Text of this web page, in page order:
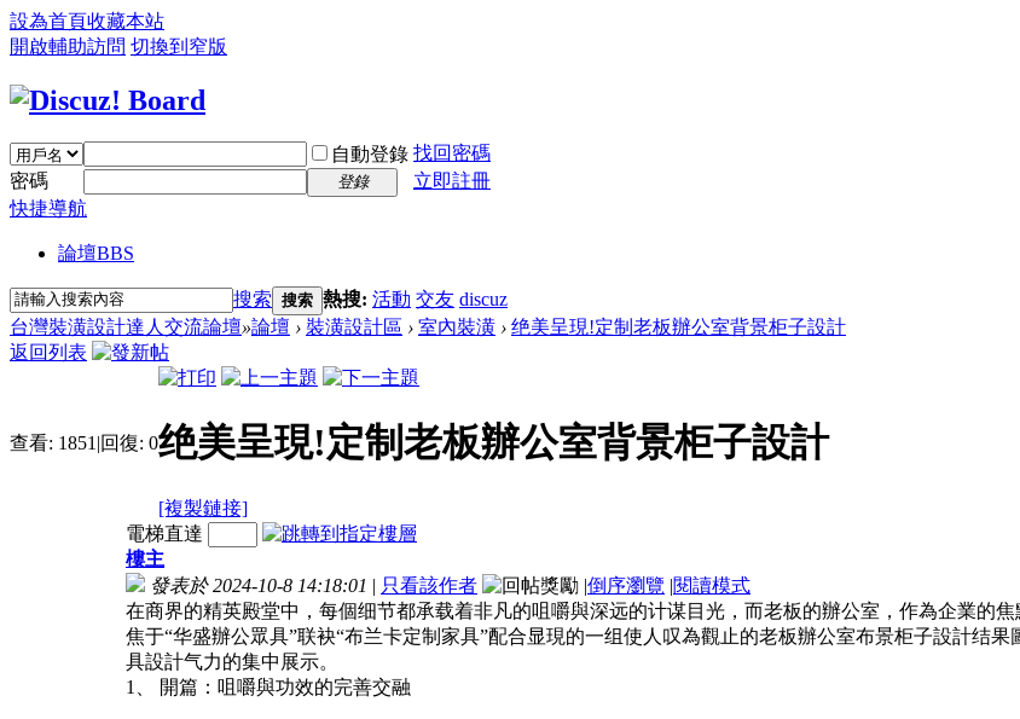
設為首頁收藏本站
開啟輔助訪問 切換到窄版
自動登錄 找回密碼
密碼
登錄
立即註冊
快捷導航
論壇BBS
搜索 搜索 熱搜: 活動 交友 discuz
台灣裝潢設計達人交流論壇»論壇 › 裝潢設計區 › 室內裝潢 › 绝美呈現!定制老板辦公室背景柜子設計
返回列表
查看: 1851 |回復: 0绝美呈現!定制老板辦公室背景柜子設計
[複製鏈接]
電梯直達
樓主
發表於 2024-10-8 14:18:01 | 只看該作者 |倒序瀏覽 |閱讀模式
在商界的精英殿堂中，每個细节都承载着非凡的咀嚼與深远的计谋目光，而老板的辦公室，作為企業的
焦于“华盛辦公眾具”联袂“布兰卡定制家具”配合显現的一组使人叹為觀止的老板辦公室布景柜子設計结
具設計气力的集中展示。
1、 開篇：咀嚼與功效的完善交融